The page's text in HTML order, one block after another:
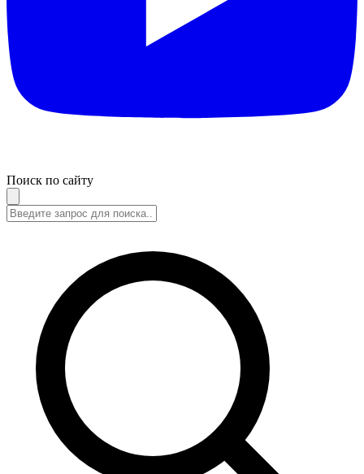
Поиск по сайту